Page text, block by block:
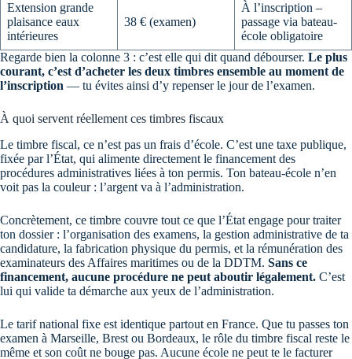
Extension grande
plaisance eaux
intérieures
38 € (examen)
À l’inscription –
passage via bateau-
école obligatoire
Regarde bien la colonne 3 : c’est elle qui dit quand débourser. Le plus
courant, c’est d’acheter les deux timbres ensemble au moment de
l’inscription — tu évites ainsi d’y repenser le jour de l’examen.
À quoi servent réellement ces timbres fiscaux
Le timbre fiscal, ce n’est pas un frais d’école. C’est une taxe publique,
fixée par l’État, qui alimente directement le financement des
procédures administratives liées à ton permis. Ton bateau-école n’en
voit pas la couleur : l’argent va à l’administration.
Concrètement, ce timbre couvre tout ce que l’État engage pour traiter
ton dossier : l’organisation des examens, la gestion administrative de ta
candidature, la fabrication physique du permis, et la rémunération des
examinateurs des Affaires maritimes ou de la DDTM. Sans ce
financement, aucune procédure ne peut aboutir légalement. C’est
lui qui valide ta démarche aux yeux de l’administration.
Le tarif national fixe est identique partout en France. Que tu passes ton
examen à Marseille, Brest ou Bordeaux, le rôle du timbre fiscal reste le
même et son coût ne bouge pas. Aucune école ne peut te le facturer